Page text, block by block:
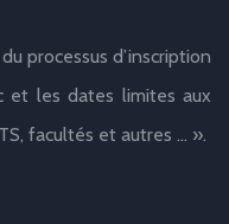
processus d’inscription
et les dates limites aux
facultés et autres … ».